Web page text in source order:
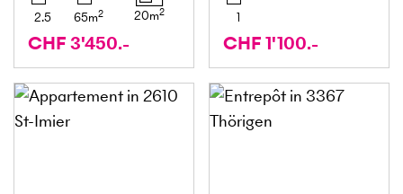
2.5 65m2 20m2
CHF 3'450.-
1
CHF 1'100.-